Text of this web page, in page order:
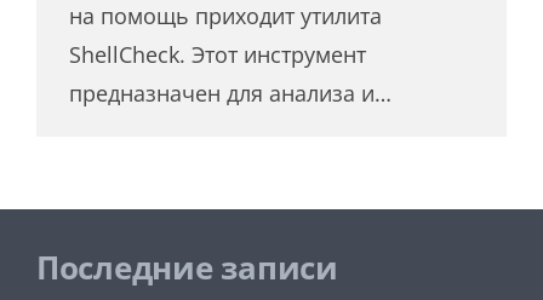
на помощь приходит утилита
ShellCheck. Этот инструмент
предназначен для анализа и…
Последние записи